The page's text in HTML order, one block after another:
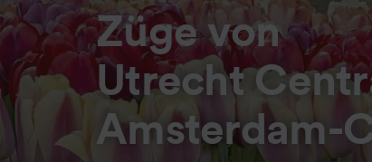
Züge von
Utrecht
Amsterdam-